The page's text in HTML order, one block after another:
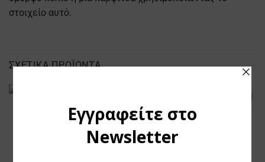
στοιχείο αυτό.
ΣΧΕΤΙΚΆ ΠΡΟΪΌΝΤΑ
Προσθήκη
στα
Αγαπημένα